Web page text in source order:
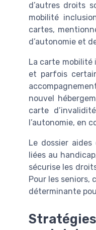
d’autres droits
mobilité
cartes,
d’autonomie et
La carte mobilité
et parfois
nouvel
carte
l’autonomie, en
Le dossier aides
liées au
sécurise les
Pour les
déterminante